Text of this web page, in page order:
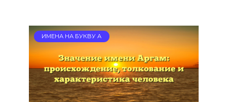
ИМЕНА НА БУКВУ А